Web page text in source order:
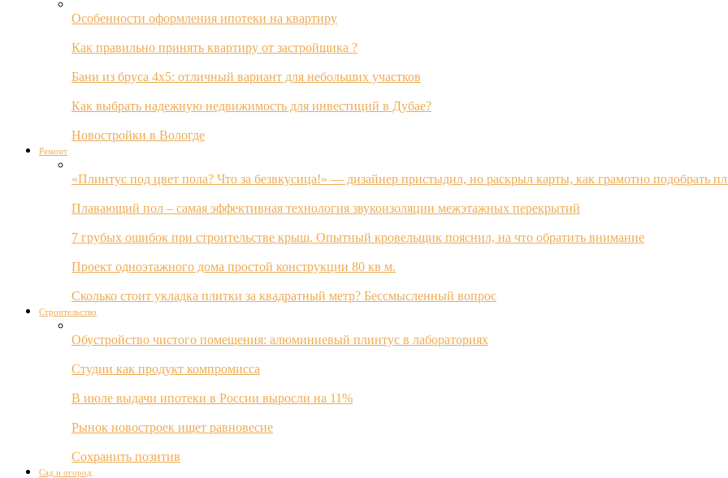
Особенности оформления ипотеки на квартиру
Как правильно принять квартиру от застройщика ?
Бани из бруса 4х5: отличный вариант для небольших участков
Как выбрать надежную недвижимость для инвестиций в Дубае?
Новостройки в Вологде
Ремонт
«Плинтус под цвет пола? Что за безвкусица!» — дизайнер пристыдил, но раскрыл карты, как грамотно подобрать
Плавающий пол – самая эффективная технология звукоизоляции межэтажных перекрытий
7 грубых ошибок при строительстве крыш. Опытный кровельщик пояснил, на что обратить внимание
Проект одноэтажного дома простой конструкции 80 кв м.
Сколько стоит укладка плитки за квадратный метр? Бессмысленный вопрос
Строительство
Обустройство чистого помещения: алюминиевый плинтус в лабораториях
Студии как продукт компромисса
В июле выдачи ипотеки в России выросли на 11%
Рынок новостроек ищет равновесие
Сохранить позитив
Сад и огород